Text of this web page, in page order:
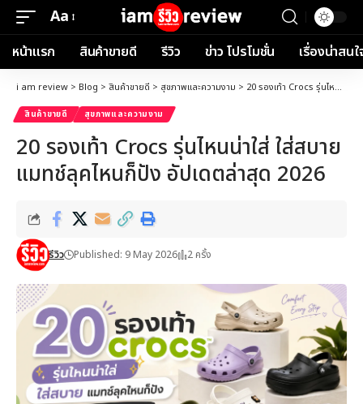
Font
Resizer
Aa
หน้าแรก สินค้าขายดี รีวิว ข่าว โปรโมชั่น เรื่องน่าสนใ
i am review > Blog > สินค้าขายดี > สุขภาพและความงาม > 20 รองเท้า Crocs รุ่นไหนน่าใส่ ใส่สบาย แมทช์ลุคไหนก็ปัง อัปเดตล่าสุด 2026
สินค้าขายดี สุขภาพและความงาม
20 รองเท้า Crocs รุ่นไหนน่าใส่ ใส่สบาย
แมทช์ลุคไหนก็ปัง อัปเดตล่าสุด 2026
รีวิว Published: 9 May 2026 2 ครั้ง